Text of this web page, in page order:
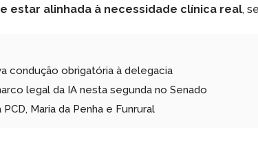
estar alinhada à necessidade clínica real,
condução obrigatória à delegacia
legal da IA nesta segunda no Senado
Maria da Penha e Funrural